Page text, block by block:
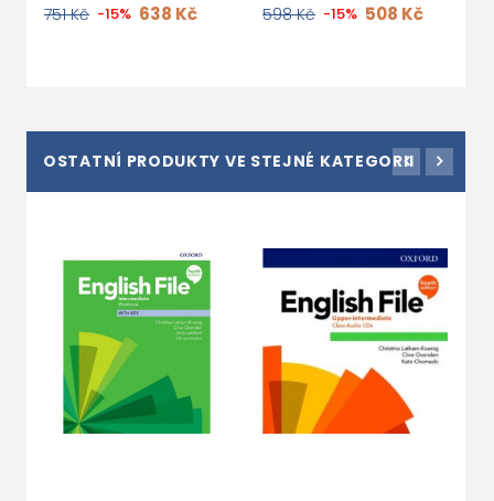
751 Kč -15% 638 Kč 598 Kč -15% 508 Kč
OSTATNÍ PRODUKTY VE STEJNÉ KATEGORII